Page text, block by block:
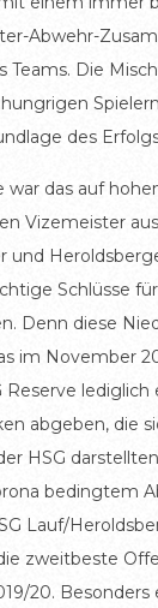
Abwehr-
Teams. Die
des
war das auf
Vizemeister
und
Schlüsse
Denn diese
im November
Reserve
abgeben, die
HSG
bedingtem
Lauf/
zweitbeste
20. Besonders